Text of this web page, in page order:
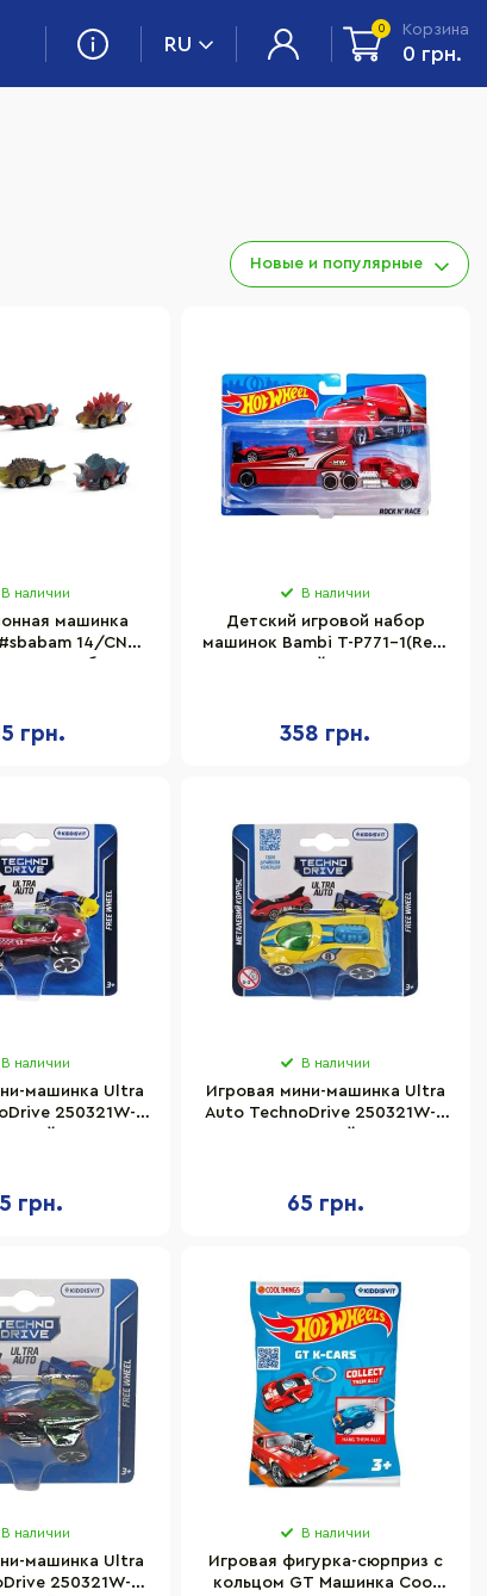
RU
0 Корзина
0 грн.
Новые и популярные
В наличии
машинка
14/CN23
грн.
В наличии
Детский игровой набор
машинок Bambi T-P771-1(Red)
358 грн.
В наличии
машинка Ultra
250321W-5
грн.
В наличии
Игровая мини-машинка Ultra
Auto TechnoDrive 250321W-6
65 грн.
В наличии
машинка Ultra
250321W-12
В наличии
Игровая фигурка-сюрприз с
кольцом GT Машинка Cool